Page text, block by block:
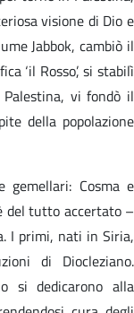
visione di Dio e
Jabbok, cambiò il
‘il Rosso’, si stabilì
vi fondò il
della popolazione
Cosma e
del tutto accertato –
I primi, nati in Siria,
di Diocleziano.
si dedicarono alla